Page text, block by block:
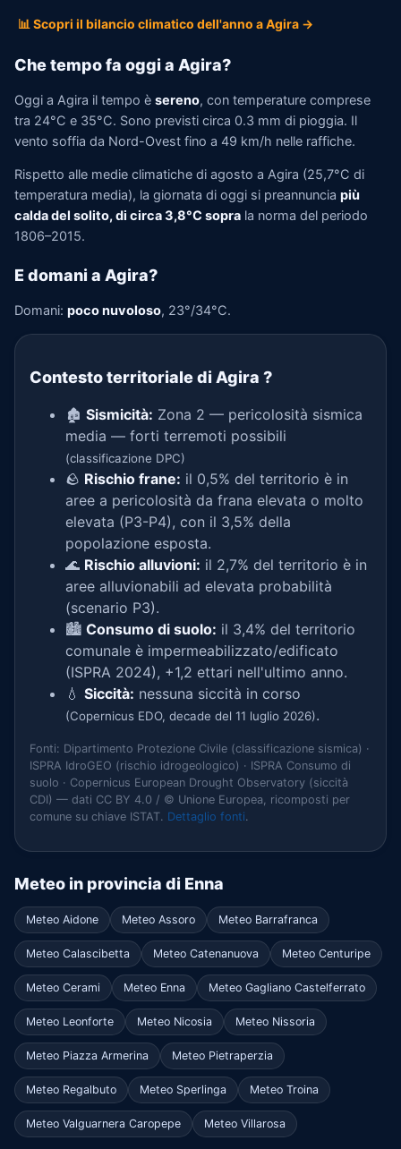
📊 Scopri il bilancio climatico dell'anno a Agira →
Che tempo fa oggi a Agira?
Oggi a Agira il tempo è sereno, con temperature comprese
tra 24°C e 35°C. Sono previsti circa 0.3 mm di pioggia. Il
vento soffia da Nord-Ovest fino a 49 km/h nelle raffiche.
Rispetto alle medie climatiche di agosto a Agira (25,7°C di
temperatura media), la giornata di oggi si preannuncia più
calda del solito, di circa 3,8°C sopra la norma del periodo
1806–2015.
E domani a Agira?
Domani: poco nuvoloso, 23°/34°C.
Contesto territoriale di Agira ?
🏚️ Sismicità: Zona 2 — pericolosità sismica
media — forti terremoti possibili
(classificazione DPC)
🪨 Rischio frane: il 0,5% del territorio è in
aree a pericolosità da frana elevata o molto
elevata (P3-P4), con il 3,5% della
popolazione esposta.
🌊 Rischio alluvioni: il 2,7% del territorio è in
aree alluvionabili ad elevata probabilità
(scenario P3).
🏙️ Consumo di suolo: il 3,4% del territorio
comunale è impermeabilizzato/edificato
(ISPRA 2024), +1,2 ettari nell'ultimo anno.
💧 Siccità: nessuna siccità in corso
(Copernicus EDO, decade del 11 luglio 2026).
Fonti: Dipartimento Protezione Civile (classificazione sismica) ·
ISPRA IdroGEO (rischio idrogeologico) · ISPRA Consumo di
suolo · Copernicus European Drought Observatory (siccità
CDI) — dati CC BY 4.0 / © Unione Europea, ricomposti per
comune su chiave ISTAT. Dettaglio fonti.
Meteo in provincia di Enna
Meteo Aidone Meteo Assoro Meteo Barrafranca
Meteo Calascibetta Meteo Catenanuova Meteo Centuripe
Meteo Cerami Meteo Enna Meteo Gagliano Castelferrato
Meteo Leonforte Meteo Nicosia Meteo Nissoria
Meteo Piazza Armerina Meteo Pietraperzia
Meteo Regalbuto Meteo Sperlinga Meteo Troina
Meteo Valguarnera Caropepe Meteo Villarosa